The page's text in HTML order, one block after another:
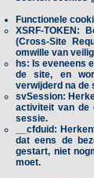
Functionele
XSRF-TOKEN :
(Cross-Site
omwille van
hs: Is eveneens
de site, en
verwijderd na de
svSession:
activiteit van de
sessie.
__cfduid :
dat eens de
gestart, niet
moet.